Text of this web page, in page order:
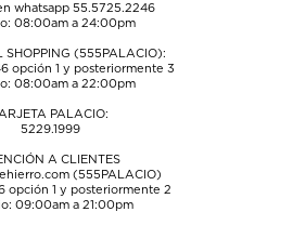
whatsapp 55.5725.2246
08:00am a 24:00pm
SHOPPING (555PALACIO):
opción 1 y posteriormente 3
08:00am a 22:00pm
PALACIO:
5229.1999
A CLIENTES
(555PALACIO)
opción 1 y posteriormente 2
09:00am a 21:00pm